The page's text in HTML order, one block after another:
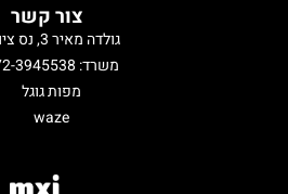
צור קשר
גולדה מאיר 3, נס ציונה
משרד: 072-3945538
מפות גוגל
waze